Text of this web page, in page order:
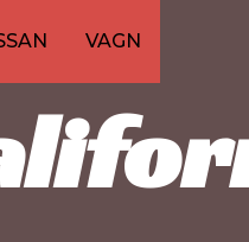
VAGN
produkterprodukt
produkt produkter
produkter
produkter
produkter
produkter
produkter